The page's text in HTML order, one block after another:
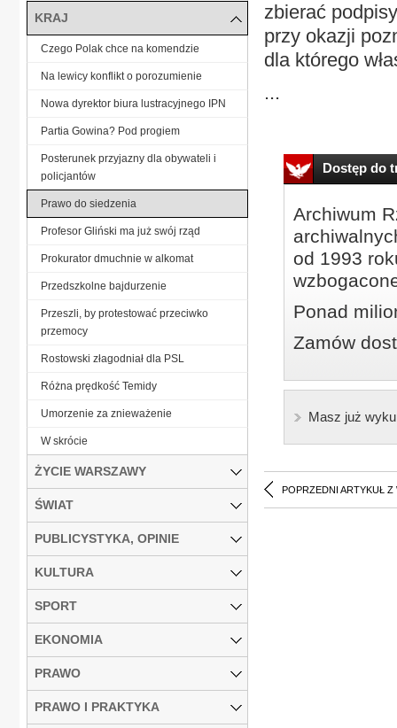
zbierać
przy okazji
dla którego
...
Dostęp do
Archiwum
od 1993
Ponad
Zamów
Masz już
POPRZEDNI ARTYKUŁ Z
KRAJ
Czego Polak chce na komendzie
Na lewicy konflikt o porozumienie
Nowa dyrektor biura lustracyjnego IPN
Partia Gowina? Pod progiem
Posterunek przyjazny dla obywateli i
policjantów
Prawo do siedzenia
Profesor Gliński ma już swój rząd
Prokurator dmuchnie w alkomat
Przedszkolne bajdurzenie
Przeszli, by protestować przeciwko
przemocy
Rostowski złagodniał dla PSL
Różna prędkość Temidy
Umorzenie za znieważenie
W skrócie
ŻYCIE WARSZAWY
ŚWIAT
PUBLICYSTYKA, OPINIE
KULTURA
SPORT
EKONOMIA
PRAWO
PRAWO I PRAKTYKA